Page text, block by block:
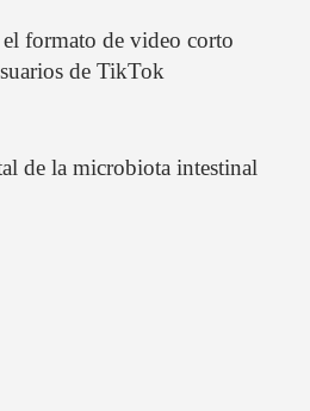
formato de video corto
de TikTok
de la microbiota intestinal